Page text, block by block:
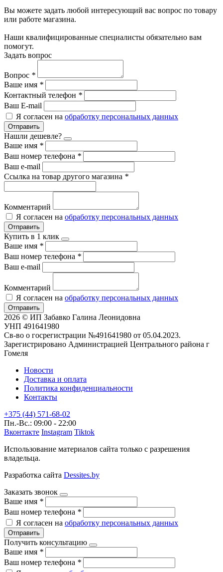
Вы можете задать любой интересующий вас вопрос по товару
или работе магазина.
Наши квалифицированные специалисты обязательно вам
помогут.
Задать вопрос
Вопрос *
Ваше имя *
Контактный телефон *
Ваш E-mail
Я согласен на обработку персональных данных
Отправить
Нашли дешевле?
Ваше имя *
Ваш номер телефона *
Ваш e-mail
Ссылка на товар другого магазина *
Комментарий
Я согласен на обработку персональных данных
Отправить
Купить в 1 клик
Ваше имя *
Ваш номер телефона *
Ваш e-mail
Комментарий
Я согласен на обработку персональных данных
Отправить
2026 © ИП Забавко Галина Леонидовна
УНП 491641980
Св-во о госрегистрации №491641980 от 05.04.2023.
Зарегистрировано Администрацией Центрального района г
Гомеля
Новости
Доставка и оплата
Политика конфиденциальности
Контакты
+375 (44) 571-68-02
Пн.-Вс.: 09:00 - 22:00
Вконтакте Instagram Tiktok
Использование материалов сайта только с разрешения
владельца.
Разработка сайта Dessites.by
Заказать звонок
Ваше имя *
Ваш номер телефона *
Я согласен на обработку персональных данных
Отправить
Получить консультацию
Ваше имя *
Ваш номер телефона *